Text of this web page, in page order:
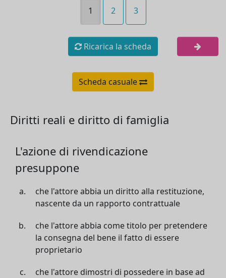
1 2 3
Ricarica la scheda
Scheda casuale
Diritti reali e diritto di famiglia
L'azione di rivendicazione
presuppone
che l'attore abbia un diritto alla restituzione,
nascente da un rapporto contrattuale
che l'attore abbia come titolo per pretendere
la consegna del bene il fatto di essere
proprietario
che l'attore dimostri di possedere in base ad